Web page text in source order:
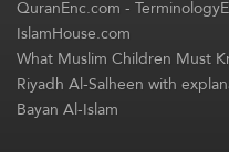
QuranEnc.com-
IslamHouse.com
What Muslim Children Must
Riyadh Al-Salheen with
Bayan Al-Islam